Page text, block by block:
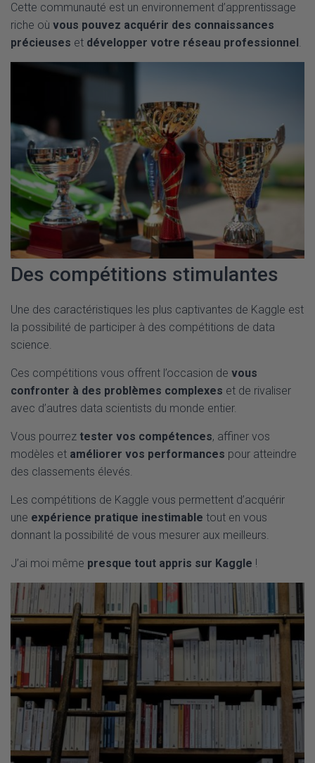
Cette communauté est un environnement d’apprentissage
riche où vous pouvez acquérir des connaissances
précieuses et développer votre réseau professionnel .
Des compétitions stimulantes
Une des caractéristiques les plus captivantes de Kaggle est
la possibilité de participer à des compétitions de data
science.
Ces compétitions vous offrent l’occasion de vous
confronter à des problèmes complexes et de rivaliser
avec d’autres data scientists du monde entier.
Vous pourrez tester vos compétences, affiner vos
modèles et améliorer vos performances pour atteindre
des classements élevés.
Les compétitions de Kaggle vous permettent d’acquérir
une expérience pratique inestimable tout en vous
donnant la possibilité de vous mesurer aux meilleurs.
J’ai moi même presque tout appris sur Kaggle !